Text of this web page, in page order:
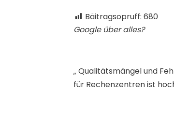
Bäitragsopruff: 680
Google über alles?
„ Qualitätsmängel und
für Rechenzentren ist